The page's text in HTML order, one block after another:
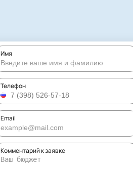
Имя
Телефон
Email
Комментарий к заявке